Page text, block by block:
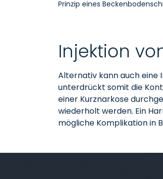
Prinzip eines
Injektion
Alternativ kann auch eine
unterdrückt somit die
einer Kurznarkose
wiederholt werden. Ein
mögliche Komplikation in